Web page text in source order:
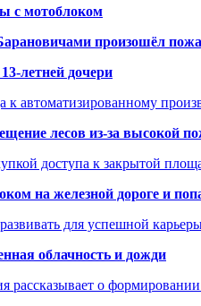
с мотоблоком
произошёл
летней дочери
к автоматизированному
лесов из-за высокой
доступа к закрытой
на железной дороге и
для успешной
облачность и дожди
рассказывает о